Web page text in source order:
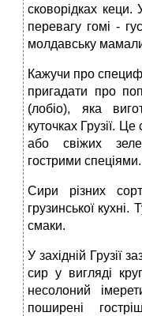
сковорідках кеци.
перевагу гомі -
молдавську
Кажучи про
пригадати про
(лобіо), яка
куточках Грузії. Це
або свіжих
гострими спеціями.
Сири різних
грузинської кухні.
смаки.
У західній Грузії
сир у вигляді
несолоний
поширені